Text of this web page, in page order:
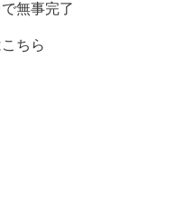
無事完了
ちら